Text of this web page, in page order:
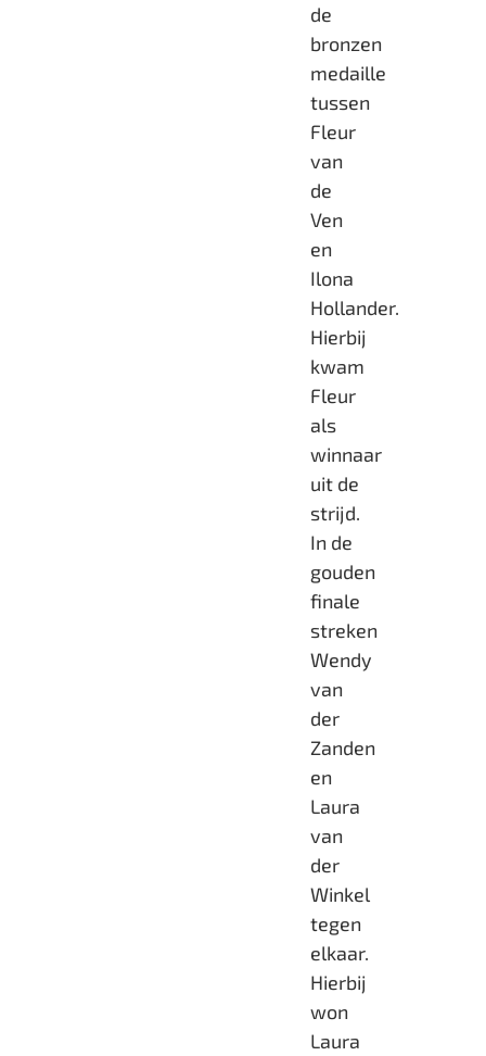
de
bronzen
medaille
tussen
Fleur
van
de
Ven
en
Ilona
Hollander.
Hierbij
kwam
Fleur
als
winnaar
uit de
strijd.
In de
gouden
finale
streken
Wendy
van
der
Zanden
en
Laura
van
der
Winkel
tegen
elkaar.
Hierbij
won
Laura